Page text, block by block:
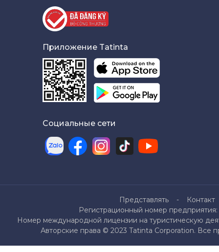
Приложение Tatinta
Социальные сети
Представлять Контакт
Регистрационный номер
Номер международной лицензии на туристическую
Авторские права © 2023 Tatinta Corporation. Все